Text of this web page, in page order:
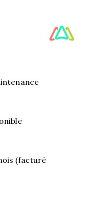
(facturé